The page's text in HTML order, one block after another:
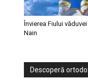
Învierea Fiului
Nain
Descoperă